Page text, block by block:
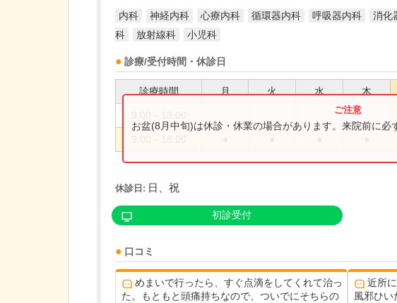
内科 神経内科 心療内科 循環器内科 呼吸器内科 消化
科
放射線科 小児科
診療/受付時間・休診日
診療時間 月 火 水 木
お盆(8月中旬)は休診・休業の場合があります。来院前に必
休診日: 日、祝
初診受付
口コミ
めまいで行ったら、すぐ点滴をしてくれて治っ
た。もともと頭痛持ちなので、ついでにそちらの
近所
風邪ひ